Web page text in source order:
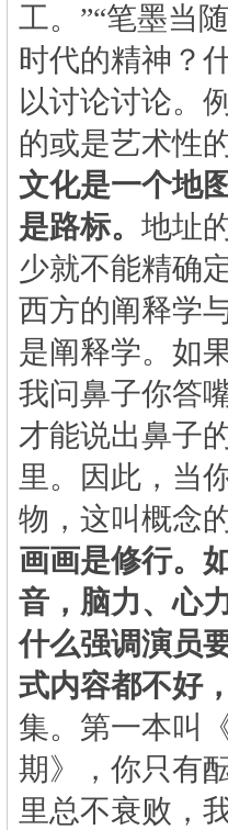
工。”“笔墨当
时代的精神？
以讨论讨论。
的或是艺术性
文化是一个地
是路标。 地址
少就不能精确
西方的阐释学
是阐释学。如
我问鼻子你答
才能说出鼻子
里。因此，当
物，这叫概念
画画是修行。
音，脑力、心
什么强调演员
式内容都不好
集。第一本叫
期》，你只有
里总不衰败，